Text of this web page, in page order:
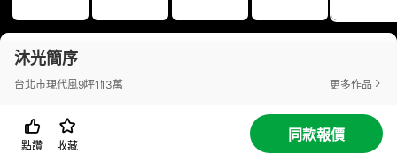
沐光簡序
台北市現代風9坪113萬 更多作品
點讚 收藏
同款報價